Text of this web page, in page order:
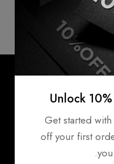
Products
MAFCO Healthcare.
E311 Sheikh
Jebel Ali Police
Unlock
Get started
off your first